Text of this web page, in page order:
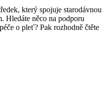
který spojuje starodávnou
Hledáte něco na podporu
o pleť? Pak rozhodně čtěte